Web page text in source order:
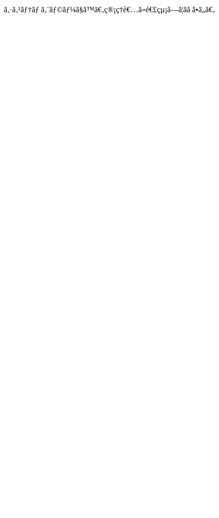
ã‚·ã‚¹ãƒ†ãƒ ã‚¨ãƒ©ãƒ¼ã§ã™ã€‚ç®¡ç†è€…ã«é€£çµ¡ã—ã¦ãã ã•ã„ã€‚